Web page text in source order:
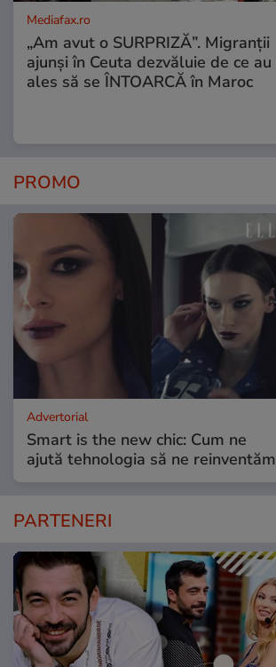
Mediafax.ro
„Am avut o SURPRIZĂ”. Migranții
ajunși în Ceuta dezvăluie de ce au
ales să se ÎNTOARCĂ în Maroc
PROMO
Advertorial
Smart is the new chic: Cum ne
ajută tehnologia să ne reinventăm
PARTENERI